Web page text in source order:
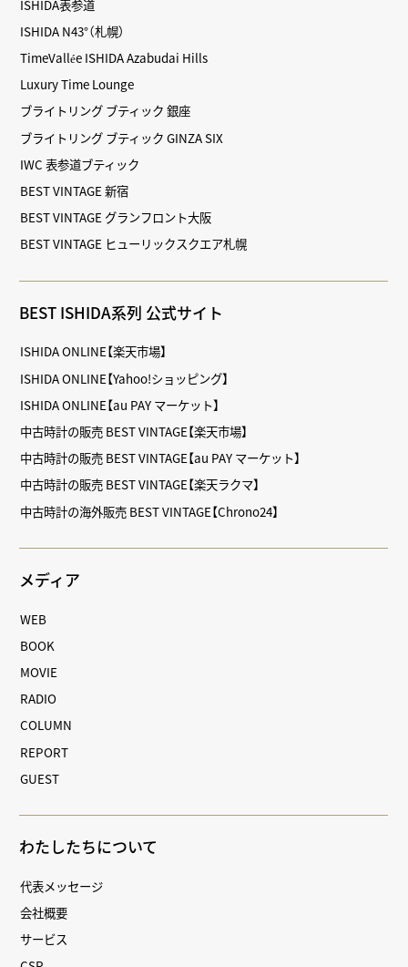
ISHIDA表参道
ISHIDA N43°（札幌）
TimeVallée ISHIDA Azabudai Hills
Luxury Time Lounge
ブライトリング ブティック 銀座
ブライトリング ブティック GINZA SIX
IWC 表参道ブティック
BEST VINTAGE 新宿
BEST VINTAGE グランフロント大阪
BEST VINTAGE ヒューリックスクエア札幌
BEST ISHIDA系列 公式サイト
ISHIDA ONLINE【楽天市場】
ISHIDA ONLINE【Yahoo!ショッピング】
ISHIDA ONLINE【au PAY マーケット】
中古時計の販売 BEST VINTAGE【楽天市場】
中古時計の販売 BEST VINTAGE【au PAY マーケット】
中古時計の販売 BEST VINTAGE【楽天ラクマ】
中古時計の海外販売 BEST VINTAGE【Chrono24】
メディア
WEB
BOOK
MOVIE
RADIO
COLUMN
REPORT
GUEST
わたしたちについて
代表メッセージ
会社概要
サービス